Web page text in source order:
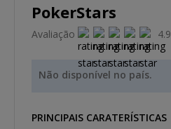
PokerStars
Avaliação 4.9
Não disponível no país.
PRINCIPAIS CARATERÍSTICAS